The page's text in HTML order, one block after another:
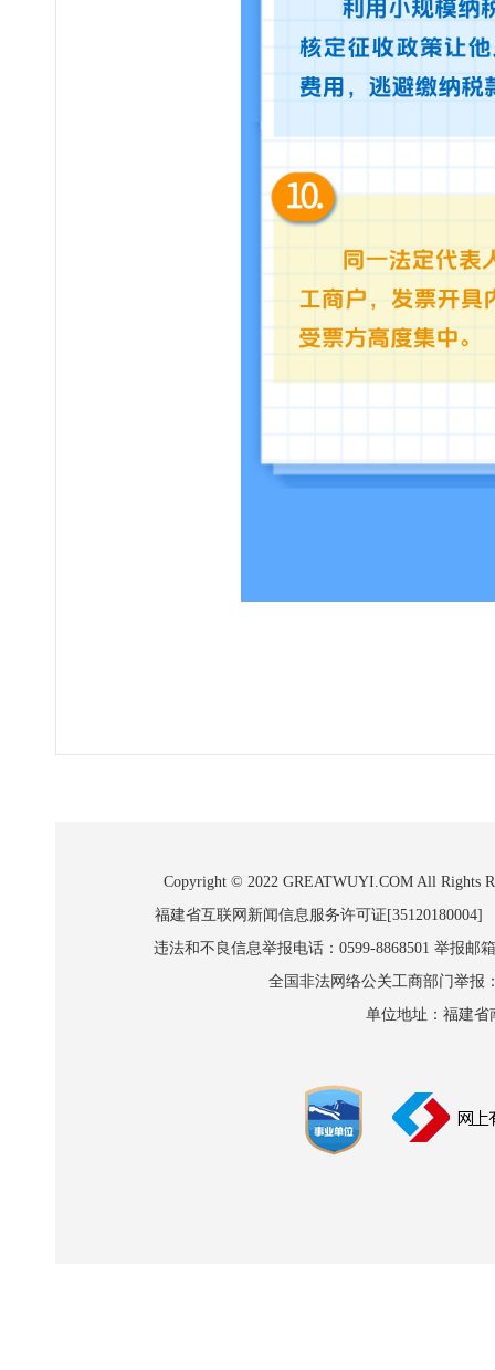
Copyright © 2022 GREATWUYI.COM All Rights
福建省互联网新闻信息服务许可证
违法和不良信息举报电话：0599-8868501 举报邮
全国非法网络公关工商部门举报
单位地址：福建省